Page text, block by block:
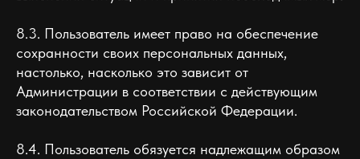
8.3. Пользователь имеет право на обеспечение
сохранности своих персональных данных,
настолько, насколько это зависит от
Администрации в соответствии с действующим
законодательством Российской Федерации.
8.4. Пользователь обязуется надлежащим образом